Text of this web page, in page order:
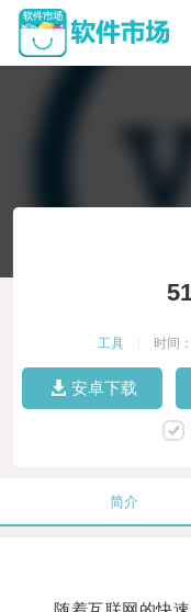
工具 时间
安卓下载
简介